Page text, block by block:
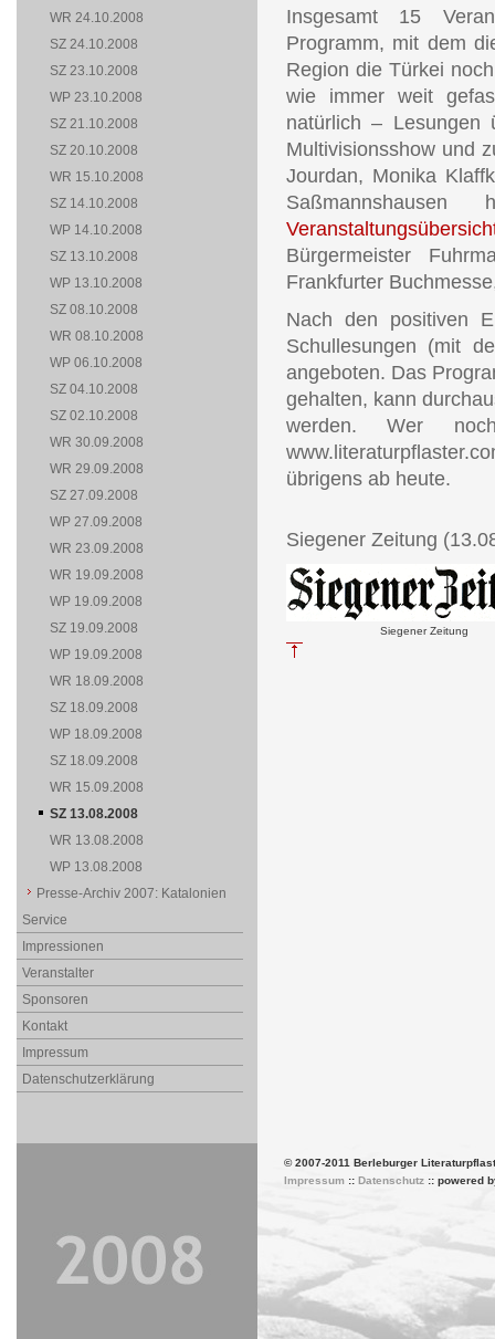
Insgesamt 15
Programm, mit dem
Region die Türkei
wie immer weit
natürlich – Lesungen
Multivisionsshow und
Jourdan, Monika
Bürgermeister
Frankfurter
Nach den positiven
Schullesungen (mit
angeboten. Das
gehalten, kann
werden. Wer
übrigens ab heute.
Siegener Zeitung
Siegener Zeitung
WR 24.10.2008
SZ 24.10.2008
SZ 23.10.2008
WP 23.10.2008
SZ 21.10.2008
SZ 20.10.2008
WR 15.10.2008
SZ 14.10.2008
WP 14.10.2008
SZ 13.10.2008
WP 13.10.2008
SZ 08.10.2008
WR 08.10.2008
WP 06.10.2008
SZ 04.10.2008
SZ 02.10.2008
WR 30.09.2008
WR 29.09.2008
SZ 27.09.2008
WP 27.09.2008
WR 23.09.2008
WR 19.09.2008
WP 19.09.2008
SZ 19.09.2008
WP 19.09.2008
WR 18.09.2008
SZ 18.09.2008
WP 18.09.2008
SZ 18.09.2008
WR 15.09.2008
SZ 13.08.2008
WR 13.08.2008
WP 13.08.2008
Presse-Archiv 2007: Katalonien
Service
Impressionen
Veranstalter
Sponsoren
Kontakt
Impressum
Datenschutzerklärung
© 2007-2011 Berleburger
Impressum:: Datenschutz:: powered